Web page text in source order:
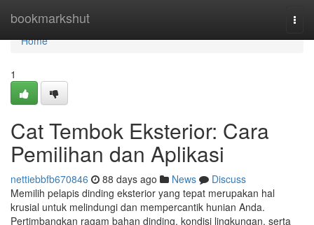
bookmarkshut
Home
Home
1
Cat Tembok Eksterior: Cara
Pemilihan dan Aplikasi
nettiebbfb670846 88 days ago News
Discuss
Memilih pelapis dinding eksterior yang tepat merupakan hal
krusial untuk melindungi dan mempercantik hunian Anda.
Pertimbangkan ragam bahan dinding, kondisi lingkungan, serta